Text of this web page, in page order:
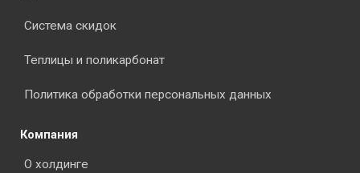
Система скидок
Теплицы и поликарбонат
Политика обработки персональных данных
Компания
О холдинге